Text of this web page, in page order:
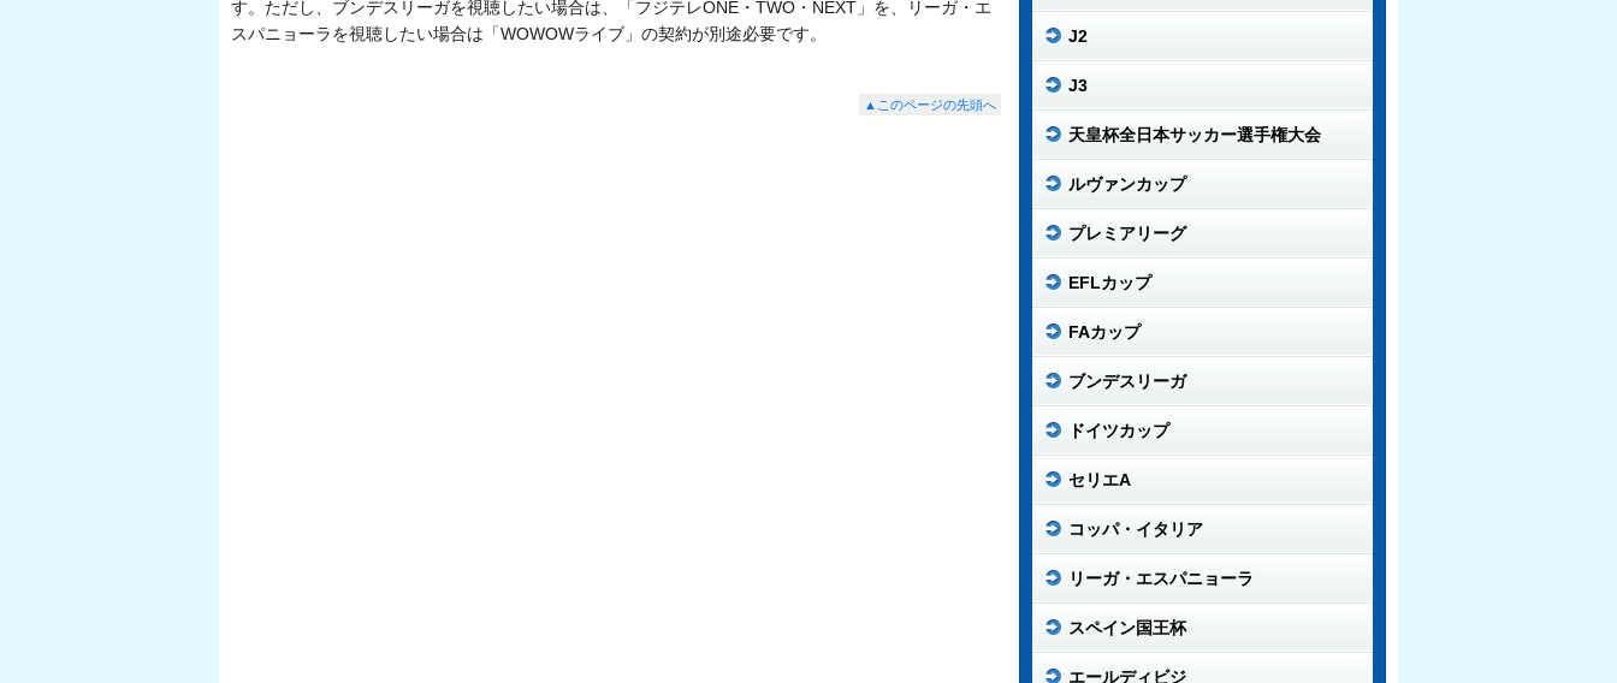
す。ただし、ブンデスリーガを視聴したい場合は、「フジテレONE・TWO・NEXT」を、リーガ・エ
スパニョーラを視聴したい場合は「WOWOWライブ」の契約が別途必要です。
▲このページの先頭へ
J2
J3
天皇杯全日本サッカー選手権大会
ルヴァンカップ
プレミアリーグ
EFLカップ
FAカップ
ブンデスリーガ
ドイツカップ
セリエA
コッパ・イタリア
リーガ・エスパニョーラ
スペイン国王杯
エールディビジ